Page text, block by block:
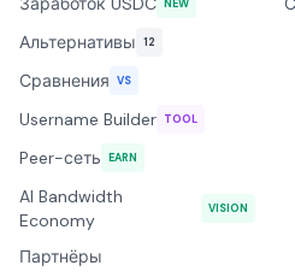
NEW
Альтернативы 12
Сравнения VS
Username Builder TOOL
Peer-сеть EARN
AI Bandwidth
Economy
VISION
Партнёры